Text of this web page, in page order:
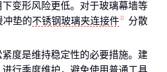
变形风险更低。对于玻璃幕墙等
冲垫的不锈钢玻璃夹连接件
分散
紧度是维持稳定性的必要措施。建
进行季度维护，避免使用普通工具